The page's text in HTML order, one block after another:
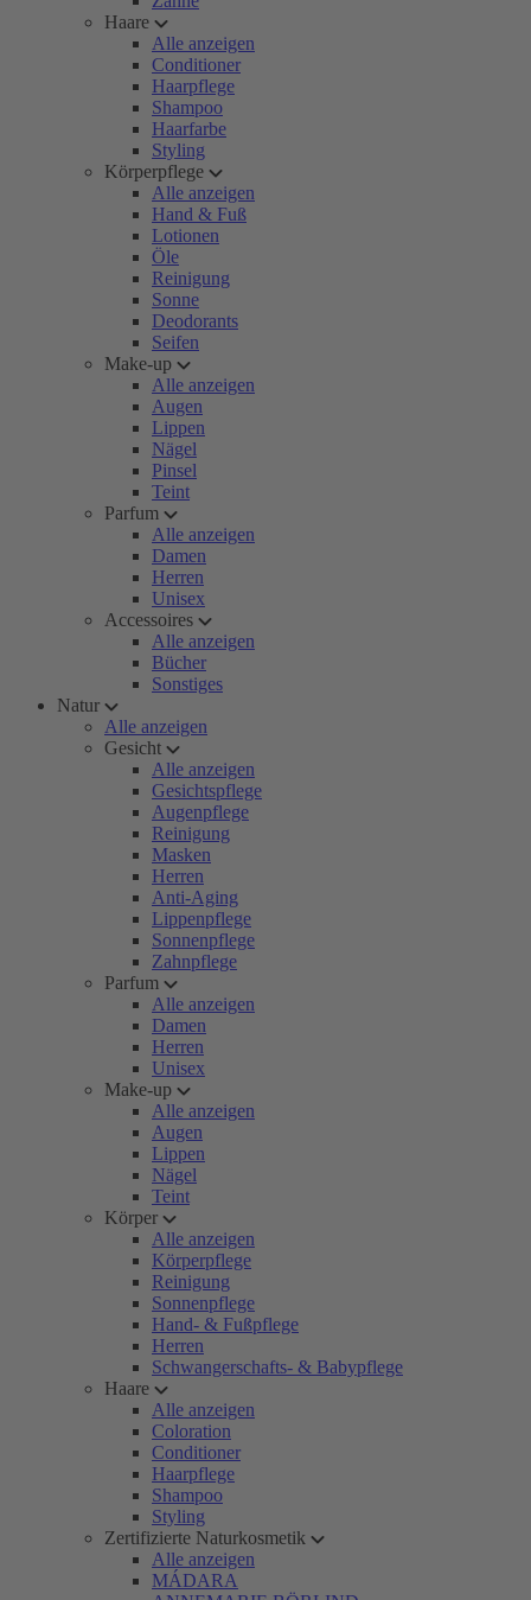
Haare
Alle anzeigen
Conditioner
Haarpflege
Shampoo
Haarfarbe
Styling
Körperpflege
Alle anzeigen
Hand & Fuß
Lotionen
Öle
Reinigung
Sonne
Deodorants
Seifen
Make-up
Alle anzeigen
Augen
Lippen
Nägel
Pinsel
Teint
Parfum
Alle anzeigen
Damen
Herren
Unisex
Accessoires
Alle anzeigen
Bücher
Sonstiges
Natur
Alle anzeigen
Gesicht
Alle anzeigen
Gesichtspflege
Augenpflege
Reinigung
Masken
Herren
Anti-Aging
Lippenpflege
Sonnenpflege
Zahnpflege
Parfum
Alle anzeigen
Damen
Herren
Unisex
Make-up
Alle anzeigen
Augen
Lippen
Nägel
Teint
Körper
Alle anzeigen
Körperpflege
Reinigung
Sonnenpflege
Hand- & Fußpflege
Herren
Schwangerschafts- & Babypflege
Haare
Alle anzeigen
Coloration
Conditioner
Haarpflege
Shampoo
Styling
Zertifizierte Naturkosmetik
Alle anzeigen
MÁDARA